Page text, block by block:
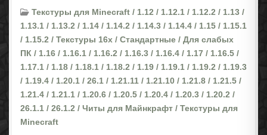
Текстуры для Minecraft / 1.12 / 1.12.1 / 1.12.2 / 1.13 /
1.13.1 / 1.13.2 / 1.14 / 1.14.2 / 1.14.3 / 1.14.4 / 1.15 / 1.15.1
/ 1.15.2 / Текстуры 16x / Стандартные / Для слабых
ПК / 1.16 / 1.16.1 / 1.16.2 / 1.16.3 / 1.16.4 / 1.17 / 1.16.5 /
1.17.1 / 1.18 / 1.18.1 / 1.18.2 / 1.19 / 1.19.1 / 1.19.2 / 1.19.3
/ 1.19.4 / 1.20.1 / 26.1 / 1.21.11 / 1.21.10 / 1.21.8 / 1.21.5 /
1.21.4 / 1.21.1 / 1.20.6 / 1.20.5 / 1.20.4 / 1.20.3 / 1.20.2 /
26.1.1 / 26.1.2 / Читы для Майнкрафт / Текстуры для
Minecraft